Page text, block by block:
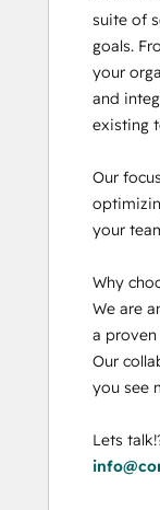
suite of
goals.
your
and
existing
Our
your
Why
We are
a
Our
you see